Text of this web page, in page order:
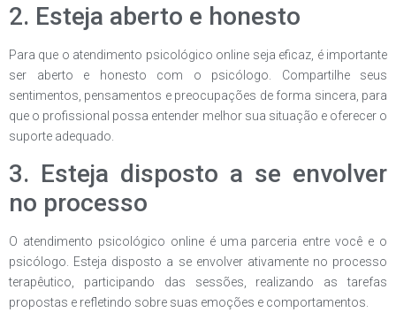
2. Esteja aberto e honesto
Para que o atendimento psicológico online seja eficaz, é importante
ser aberto e honesto com o psicólogo. Compartilhe seus
sentimentos, pensamentos e preocupações de forma sincera, para
que o profissional possa entender melhor sua situação e oferecer o
suporte adequado.
3. Esteja disposto a se envolver
no processo
O atendimento psicológico online é uma parceria entre você e o
psicólogo. Esteja disposto a se envolver ativamente no processo
terapêutico, participando das sessões, realizando as tarefas
propostas e refletindo sobre suas emoções e comportamentos.